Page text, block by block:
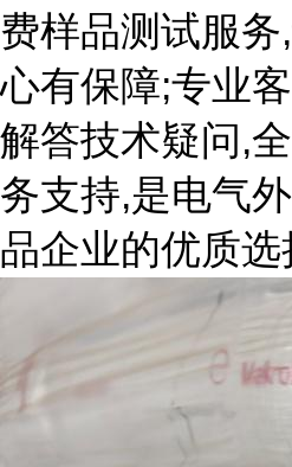
费样品测试服
心有保障;专业
解答技术疑问,
务支持,是电气
品企业的优质选